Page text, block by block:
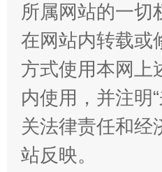
站台名比不上好声名
所属网站的一切
在网站内转载或
方式使用本网上
内使用，并注明
关法律责任和经
站反映。